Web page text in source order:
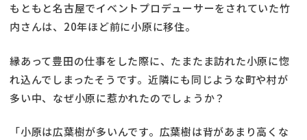
もともと名古屋でイベントプロデューサーをされていた竹
内さんは、20年ほど前に小原に移住。
縁あって豊田の仕事をした際に、たまたま訪れた小原に惚
れ込んでしまったそうです。近隣にも同じような町や村が
多い中、なぜ小原に惹かれたのでしょうか？
「小原は広葉樹が多いんです。広葉樹は背があまり高くな